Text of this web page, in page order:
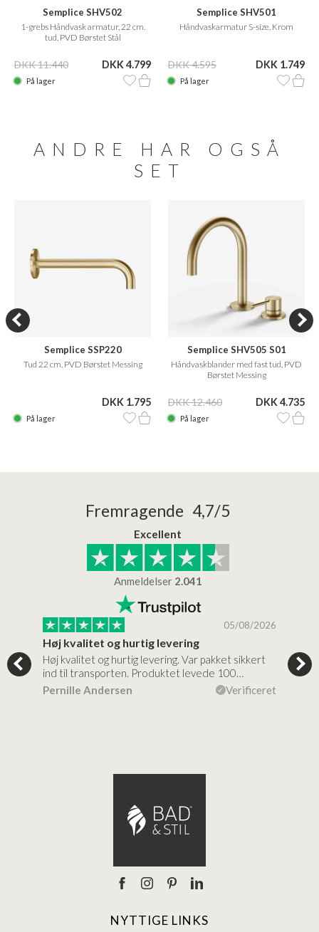
Semplice SHV502
1-grebs Håndvask armatur, 22 cm.
tud, PVD Børstet Stål
DKK 11.440 DKK 4.799
På lager
Semplice SHV501
Håndvaskarmatur S-size, Krom
DKK 4.595 DKK 1.749
På lager
ANDRE HAR OGSÅ
SET
Semplice SSP220
Tud 22 cm, PVD Børstet Messing
DKK 1.795
På lager
Semplice SHV505 S01
Håndvaskblander med fast tud, PVD
Børstet Messing
DKK 12.460 DKK 4.735
På lager
Fremragende 4,7/5
Excellent
Anmeldelser 2.041
05/08/2026
Høj kvalitet og hurtig levering
Høj kvalitet og hurtig levering. Var pakket sikkert
ind til transporten. Produktet levede 100…
Pernille Andersen
Verificeret
NYTTIGE LINKS